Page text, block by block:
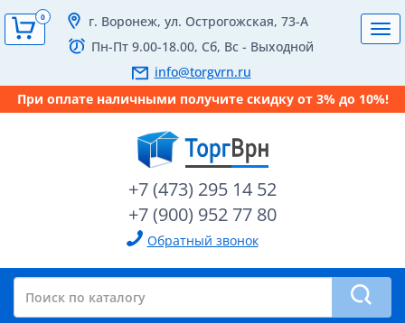
г. Воронеж, ул. Острогожская, 73-А
Пн-Пт 9.00-18.00, Сб, Вс - Выходной
info@torgvrn.ru
При оплате наличными получите скидку от 3% до 10%!
+7 (473) 295 14 52
+7 (900) 952 77 80
Обратный звонок
0